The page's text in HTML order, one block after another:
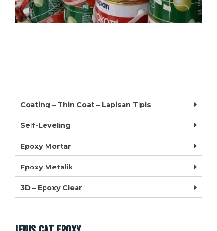
Coating – Thin Coat – Lapisan Tipis
Self-Leveling
Epoxy Mortar
Epoxy Metalik
3D – Epoxy Clear